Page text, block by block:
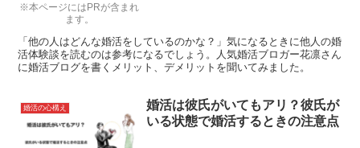
※本ページにはPRが含まれ
ます。
「他の人はどんな婚活をしているのかな？」気になるときに他人の婚
活体験談を読むのは参考になるでしょう。人気婚活ブロガー花凛さん
に婚活ブログを書くメリット、デメリットを聞いてみました。
婚活の心構え
婚活は彼氏がいてもアリ？彼氏が
いる状態で婚活するときの注意点